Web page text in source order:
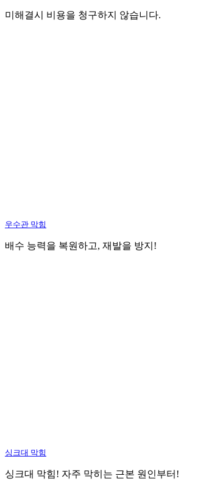
미해결시 비용을 청구하지 않습니다.
우수관 막힘
배수 능력을 복원하고, 재발을 방지!
싱크대 막힘
싱크대 막힘! 자주 막히는 근본 원인부터!